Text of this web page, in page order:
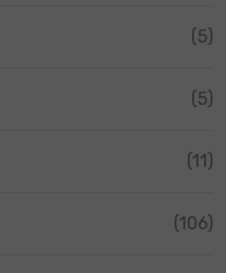
(5)
(5)
(11)
(106)